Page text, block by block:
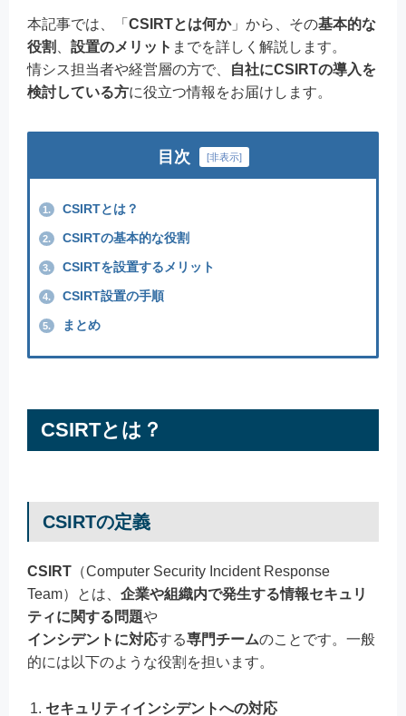
本記事では、「 CSIRTとは何か」から、その基本的な
役割
設置のメリット までを詳しく解説します。
情シス担当者や経営層の方で、
自社にCSIRTの導入を
検討している方に役立つ情報をお届けします。
目次 [非表示]
1. CSIRTとは？
2. CSIRTの基本的な役割
3. CSIRTを設置するメリット
4. CSIRT設置の手順
5. まとめ
CSIRTとは？
CSIRTの定義
CSIRT （Computer Security Incident Response
Team）とは、 企業や組織内で発生する情報セキュリ
ティに関する問題や
インシデントに対応する専門チームのことです。一般
的には以下のような役割を担います。
セキュリティインシデントへの対応